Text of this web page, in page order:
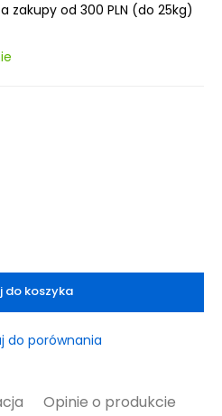
zakupy od 300 PLN (do 25kg)
do koszyka
do porównania
Opinie o produkcie